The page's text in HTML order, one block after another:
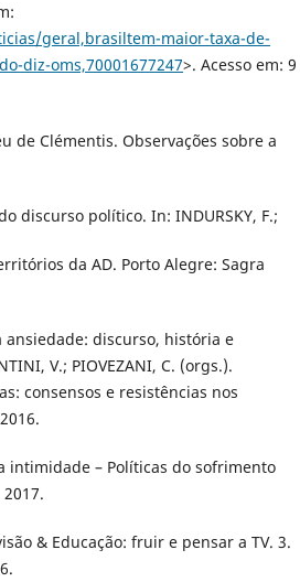
geral,brasiltem-maior-taxa-de-
diz-oms,70001677247>. Acesso em: 9
de Clémentis. Observações sobre a
discurso político. In: INDURSKY, F.;
da AD. Porto Alegre: Sagra
ansiedade: discurso, história e
V.; PIOVEZANI, C. (orgs.).
consensos e resistências nos
intimidade – Políticas do sofrimento
& Educação: fruir e pensar a TV. 3.